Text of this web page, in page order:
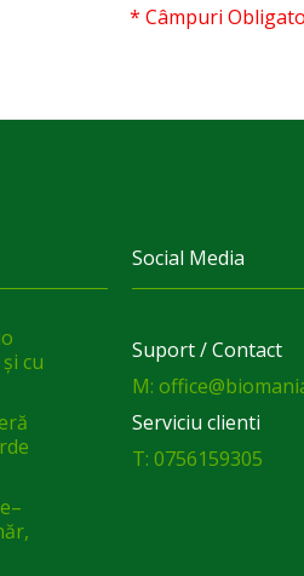
* Câmpuri
cu
Social Media
Suport / Contact
M:
Serviciu clienti
T: 0756159305